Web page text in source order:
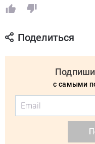
Поделиться
с самыми